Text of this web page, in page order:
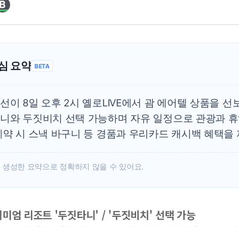
[
요약 BETA
이 8일 오후 2시 옐로LIVE에서 괌 에어텔 상품을 선
와 두짓비치 선택 가능하며 자유 일정으로 관광과
약 시 스낵 바구니 등 경품과 우리카드 캐시백 혜택을
생성한 요약으로 정확하지 않을 수 있어요.
미엄 리조트 '두짓타니' / '두짓비치' 선택 가능